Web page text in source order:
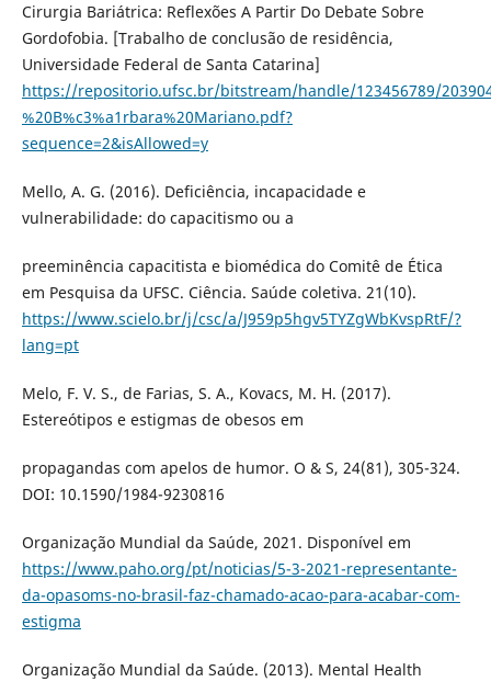
Cirurgia Bariátrica: Reflexões A Partir Do Debate Sobre
Gordofobia. [Trabalho de conclusão de residência,
Universidade Federal de Santa Catarina]
https://repositorio.ufsc.br/bitstream/handle/123456789/
%20B%c3%a1rbara%20Mariano.pdf?
sequence=2&isAllowed=y
Mello, A. G. (2016). Deficiência, incapacidade e
vulnerabilidade: do capacitismo ou a
preeminência capacitista e biomédica do Comitê de Ética
em Pesquisa da UFSC. Ciência. Saúde coletiva. 21(10).
https://www.scielo.br/j/csc/a/J959p5hgv5TYZgWbKvspRtF/?
lang=pt
Melo, F. V. S., de Farias, S. A., Kovacs, M. H. (2017).
Estereótipos e estigmas de obesos em
propagandas com apelos de humor. O & S, 24(81), 305-324.
DOI: 10.1590/1984-9230816
Organização Mundial da Saúde, 2021. Disponível em
https://www.paho.org/pt/noticias/5-3-2021-representante-
da-opasoms-no-brasil-faz-chamado-acao-para-acabar-com-
estigma
Organização Mundial da Saúde. (2013). Mental Health